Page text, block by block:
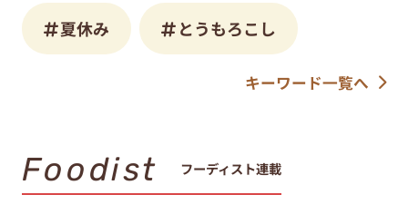
夏休み とうもろこし
キーワード一覧へ
Foodist フーディスト連載